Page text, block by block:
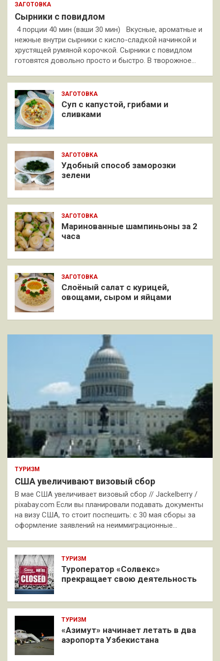
ЗАГОТОВКА
Сырники с повидлом
4 порции 40 мин (ваши 30 мин) Вкусные, ароматные и
нежные внутри сырники с кисло-сладкой начинкой и
хрустящей румяной корочкой. Сырники с повидлом
готовятся довольно просто и быстро. В творожное…
ЗАГОТОВКА
Суп с капустой, грибами и
сливками
ЗАГОТОВКА
Удобный способ заморозки
зелени
ЗАГОТОВКА
Маринованные шампиньоны за 2
часа
ЗАГОТОВКА
Слоёный салат с курицей,
овощами, сыром и яйцами
ТУРИЗМ
США увеличивают визовый сбор
В мае США увеличивает визовый сбор // Jackelberry /
pixabay.com Если вы планировали подавать документы
на визу США, то стоит поспешить: с 30 мая сборы за
оформление заявлений на неиммиграционные…
ТУРИЗМ
Туроператор «Солвекс»
прекращает свою деятельность
ТУРИЗМ
«Азимут» начинает летать в два
аэропорта Узбекистана